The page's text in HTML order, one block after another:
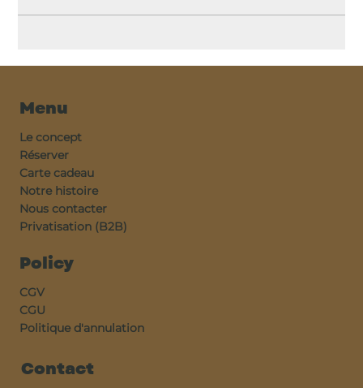
Menu
Le concept
Réserver
Carte cadeau
Notre histoire
Nous contacter
Privatisation (B2B)
Policy
CGV
CGU
Politique d'annulation
Contact